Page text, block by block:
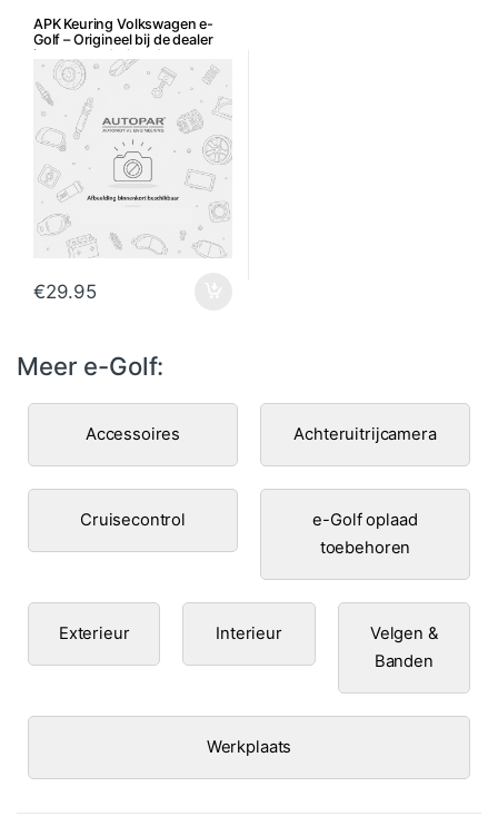
APK Keuring Volkswagen e-
Golf – Origineel bij de dealer
icm met onderhoud
€29.95
Meer e-Golf:
Accessoires Achteruitrijcamera
Cruisecontrol
e-Golf oplaad
toebehoren
Exterieur Interieur
Velgen &
Banden
Werkplaats